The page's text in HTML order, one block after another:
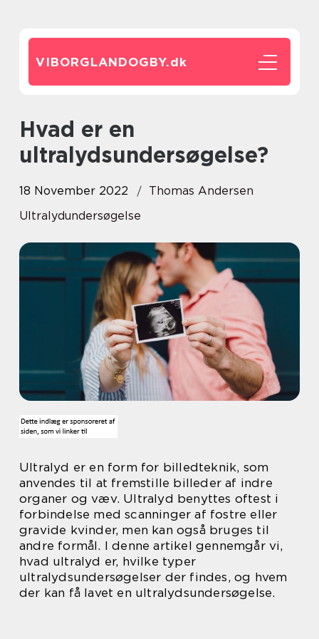
VIBORGLANDOGBY.dk
Hvad er en
ultralydsundersøgelse?
18 November 2022
Thomas Andersen
Ultralydundersøgelse
Ultralyd er en form for billedteknik, som
anvendes til at fremstille billeder af indre
organer og væv. Ultralyd benyttes oftest i
forbindelse med scanninger af fostre eller
gravide kvinder, men kan også bruges til
andre formål. I denne artikel gennemgår vi,
hvad ultralyd er, hvilke typer
ultralydsundersøgelser der findes, og hvem
der kan få lavet en ultralydsundersøgelse.